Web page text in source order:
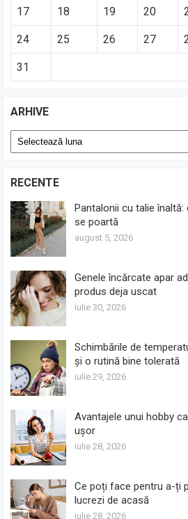
17 18 19 20
24 25 26 27
31
ARHIVE
Arhive
RECENTE
Pantalonii cu talie
se poartă
august 5, 2026
Genele încărcate apar
produs deja uscat
iulie 30, 2026
Schimbările de
și o rutină bine tolerată
iulie 29, 2026
Avantajele unui hobby
ușor
iulie 28, 2026
Ce poți face pentru a-ți
lucrezi de acasă
iulie 28, 2026